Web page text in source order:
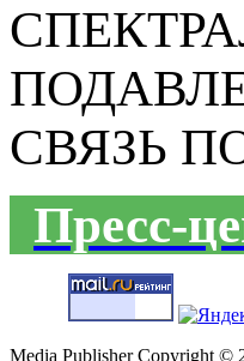
СВЯЗЬ
Пресс-
Media Publisher Copyright ©